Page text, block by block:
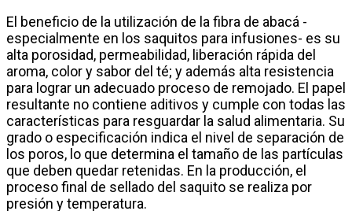
El beneficio de la utilización de la fibra de abacá -
especialmente en los saquitos para infusiones- es su
alta porosidad, permeabilidad, liberación rápida del
aroma, color y sabor del té; y además alta resistencia
para lograr un adecuado proceso de remojado. El papel
resultante no contiene aditivos y cumple con todas las
características para resguardar la salud alimentaria. Su
grado o especificación indica el nivel de separación de
los poros, lo que determina el tamaño de las partículas
que deben quedar retenidas. En la producción, el
proceso final de sellado del saquito se realiza por
presión y temperatura.